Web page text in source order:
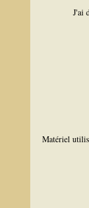
J'ai
Matériel